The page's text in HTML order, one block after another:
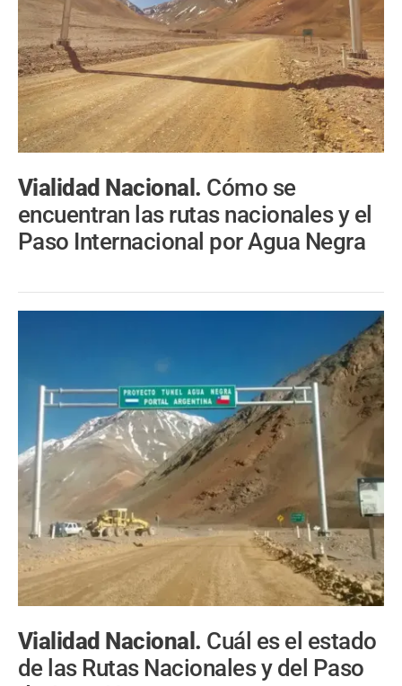
Vialidad Nacional. Cómo se
encuentran las rutas nacionales y el
Paso Internacional por Agua Negra
Vialidad Nacional. Cuál es el estado
de las Rutas Nacionales y del Paso